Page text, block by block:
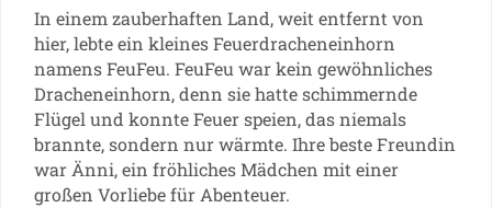
In einem zauberhaften Land, weit entfernt von
hier, lebte ein kleines Feuerdracheneinhorn
namens FeuFeu. FeuFeu war kein gewöhnliches
Dracheneinhorn, denn sie hatte schimmernde
Flügel und konnte Feuer speien, das niemals
brannte, sondern nur wärmte. Ihre beste Freundin
war Änni, ein fröhliches Mädchen mit einer
großen Vorliebe für Abenteuer.